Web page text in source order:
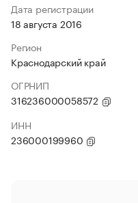
Дата регистрации
18 августа 2016
Регион
Краснодарский край
ОГРНИП
316236000058572
ИНН
236000199960